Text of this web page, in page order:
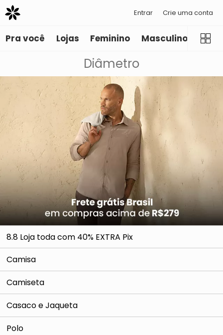
Entrar Crie uma conta
Pra você Lojas Feminino Masculino
Diâmetro
8.8 Loja toda com 40% EXTRA Pix
Camisa
Camiseta
Casaco e Jaqueta
Polo